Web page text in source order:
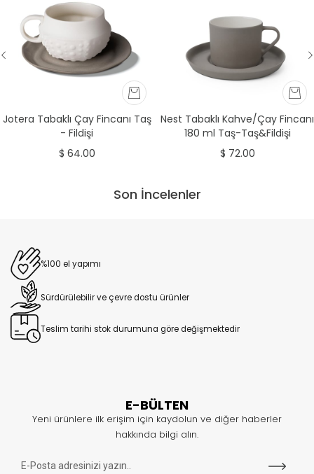
%100 el yapımı
Sürdürülebilir ve çevre dostu ürünler
Teslim tarihi stok durumuna göre değişmektedir
Jotera Tabaklı Çay Fincanı Taş
- Fildişi
$ 64.00
Nest Tabaklı Kahve/Çay Fincanı
180 ml Taş-Taş&Fildişi
$ 72.00
Son İncelenler
E-BÜLTEN
Yeni ürünlere ilk erişim için kaydolun ve diğer haberler
hakkında bilgi alın.